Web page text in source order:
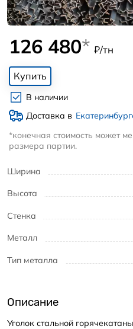
Ширина
Высота
Стенка
Металл
Тип металла
126 480* ₽/тн
Купить
В наличии
Доставка в
*конечная стоимость может
размера партии.
Описание
Уголок стальной